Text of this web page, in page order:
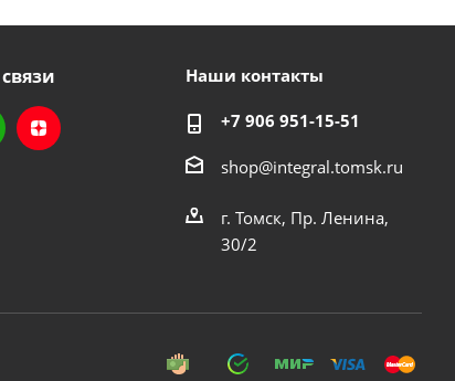
Наши контакты
+7 906 951-15-51
shop@integral.tomsk.ru
г. Томск, Пр. Ленина,
30/2